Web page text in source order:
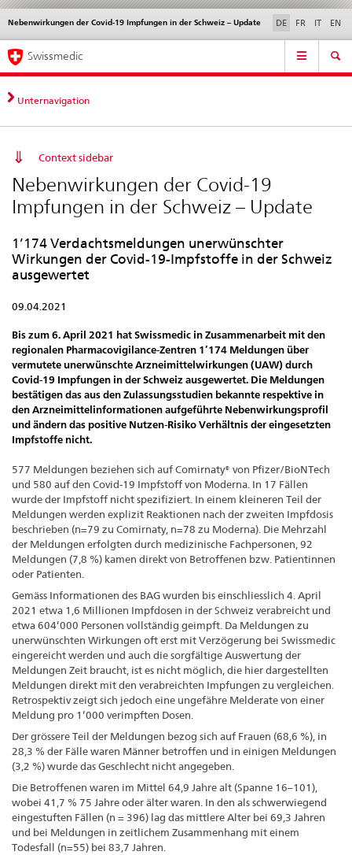
Direktnavigation
News,
Rechtsgrundlagen,
Kontakt
News & Updates Kontakt | Support & Hilfe
Nebenwirkungen der Covid-19 Impfungen in der Schweiz – Update
Sprachwahl DE FR IT EN
Service
Hauptnavigation
Swissmedic
Unternavigation
Context sidebar
Nebenwirkungen der Covid-19
Impfungen in der Schweiz – Update
1’174 Verdachtsmeldungen unerwünschter
Wirkungen der Covid-19-Impfstoffe in der Schweiz
ausgewertet
09.04.2021
Bis zum 6. April 2021 hat Swissmedic in Zusammenarbeit mit den
regionalen Pharmacovigilance-Zentren 1’174 Meldungen über
vermutete unerwünschte Arzneimittelwirkungen (UAW) durch
Covid-19 Impfungen in der Schweiz ausgewertet. Die Meldungen
bestätigen das aus den Zulassungsstudien bekannte respektive in
den Arzneimittelinformationen aufgeführte Nebenwirkungsprofil
und ändern das positive Nutzen-Risiko Verhältnis der eingesetzten
Impfstoffe nicht.
577 Meldungen beziehen sich auf Comirnaty® von Pfizer/BioNTech
und 580 auf den Covid-19 Impfstoff von Moderna. In 17 Fällen
wurde der Impfstoff nicht spezifiziert. In einem kleineren Teil der
Meldungen werden explizit Reaktionen nach der zweiten Impfdosis
beschrieben (n=79 zu Comirnaty, n=78 zu Moderna). Die Mehrzahl
der Meldungen erfolgten durch medizinische Fachpersonen, 92
Meldungen (7,8 %) kamen direkt von Betroffenen bzw. Patientinnen
oder Patienten.
Gemäss Informationen des BAG wurden bis einschliesslich 4. April
2021 etwa 1,6 Millionen Impfdosen in der Schweiz verabreicht und
etwa 604’000 Personen vollständig geimpft. Da Meldungen zu
unerwünschten Wirkungen oft erst mit Verzögerung bei Swissmedic
eingereicht werden und auch die sorgfältige Auswertung der
Meldungen Zeit braucht, ist es nicht möglich, die hier dargestellten
Meldungen direkt mit den verabreichten Impfungen zu vergleichen.
Retrospektiv zeigt sich jedoch eine ungefähre Melderate von einer
Meldung pro 1’000 verimpften Dosen.
Der grössere Teil der Meldungen bezog sich auf Frauen (68,6 %), in
28,3 % der Fälle waren Männer betroffen und in einigen Meldungen
(3,2 %) wurde das Geschlecht nicht angegeben.
Die Betroffenen waren im Mittel 64,9 Jahre alt (Spanne 16–101),
wobei 41,7 % 75 Jahre oder älter waren. In den als schwerwiegend
eingestuften Fällen (n = 396) lag das mittlere Alter bei 69,3 Jahren
und bei Meldungen in zeitlichem Zusammenhang mit einem
Todesfall (n=55) bei 83,7 Jahren.